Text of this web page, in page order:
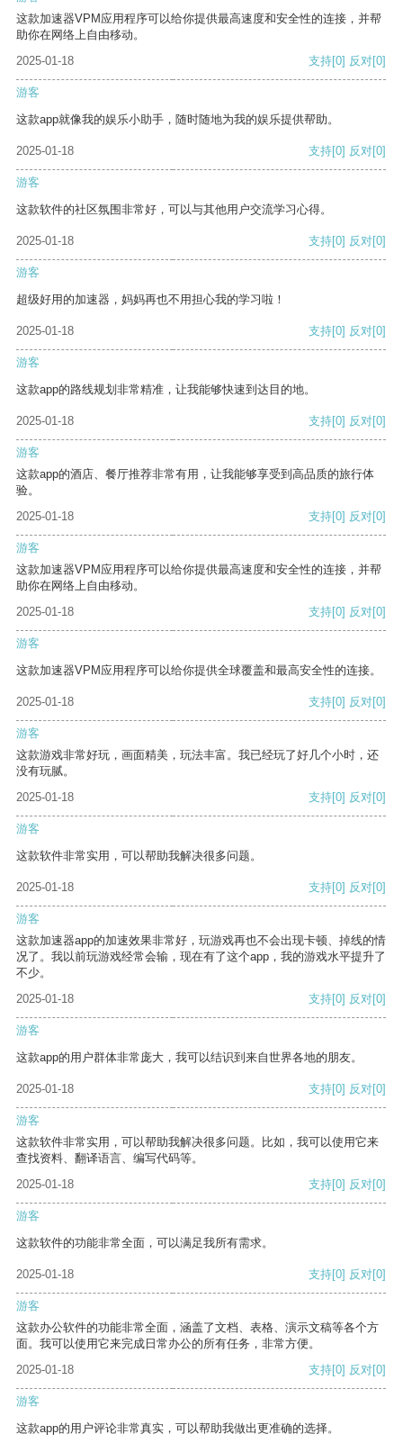
这款加速器VPM应用程序可以给你提供最高速度和安全性的连接，并帮
助你在网络上自由移动。
2025-01-18
支持[0] 反对[0]
游客
这款app就像我的娱乐小助手，随时随地为我的娱乐提供帮助。
2025-01-18 支持[0] 反对[0]
游客
这款软件的社区氛围非常好，可以与其他用户交流学习心得。
2025-01-18 支持[0] 反对[0]
游客
超级好用的加速器，妈妈再也不用担心我的学习啦！
2025-01-18 支持[0] 反对[0]
游客
这款app的路线规划非常精准，让我能够快速到达目的地。
2025-01-18 支持[0] 反对[0]
游客
这款app的酒店、餐厅推荐非常有用，让我能够享受到高品质的旅行体
验。
2025-01-18
支持[0] 反对[0]
游客
这款加速器VPM应用程序可以给你提供最高速度和安全性的连接，并帮
助你在网络上自由移动。
2025-01-18
支持[0] 反对[0]
游客
这款加速器VPM应用程序可以给你提供全球覆盖和最高安全性的连接。
2025-01-18 支持[0] 反对[0]
游客
这款游戏非常好玩，画面精美，玩法丰富。我已经玩了好几个小时，还
没有玩腻。
2025-01-18
支持[0] 反对[0]
游客
这款软件非常实用，可以帮助我解决很多问题。
2025-01-18 支持[0] 反对[0]
游客
这款加速器app的加速效果非常好，玩游戏再也不会出现卡顿、掉线的情
况了。我以前玩游戏经常会输，现在有了这个app，我的游戏水平提升了
不少。
2025-01-18
支持[0] 反对[0]
游客
这款app的用户群体非常庞大，我可以结识到来自世界各地的朋友。
2025-01-18 支持[0] 反对[0]
游客
这款软件非常实用，可以帮助我解决很多问题。比如，我可以使用它来
查找资料、翻译语言、编写代码等。
2025-01-18
支持[0] 反对[0]
游客
这款软件的功能非常全面，可以满足我所有需求。
2025-01-18 支持[0] 反对[0]
游客
这款办公软件的功能非常全面，涵盖了文档、表格、演示文稿等各个方
面。我可以使用它来完成日常办公的所有任务，非常方便。
2025-01-18
支持[0] 反对[0]
游客
这款app的用户评论非常真实，可以帮助我做出更准确的选择。